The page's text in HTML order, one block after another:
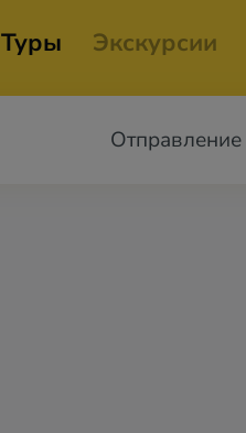
Туры Экскурсии
Отправление